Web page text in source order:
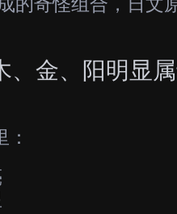
的奇怪组合，日文
、金、阳明显